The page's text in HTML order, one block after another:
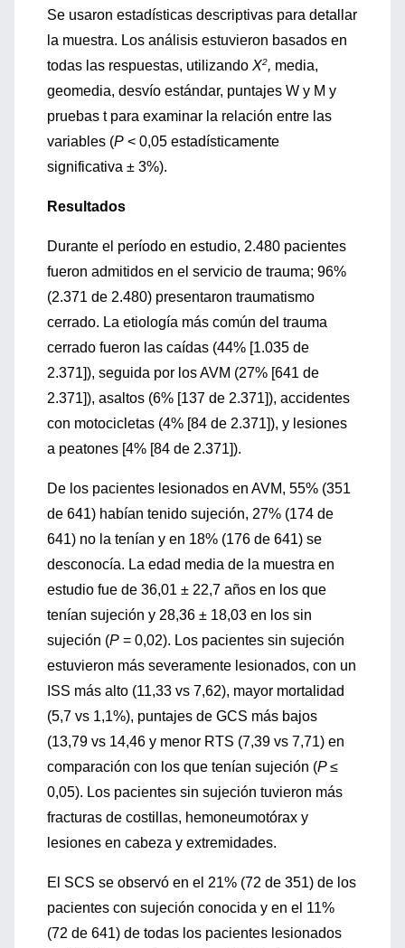
Se usaron estadísticas descriptivas para detallar
la muestra. Los análisis estuvieron basados en
todas las respuestas, utilizando X2, media,
geomedia, desvío estándar, puntajes W y M y
pruebas t para examinar la relación entre las
variables (P < 0,05 estadísticamente
significativa ± 3%).
Resultados
Durante el período en estudio, 2.480 pacientes
fueron admitidos en el servicio de trauma; 96%
(2.371 de 2.480) presentaron traumatismo
cerrado. La etiología más común del trauma
cerrado fueron las caídas (44% [1.035 de
2.371]), seguida por los AVM (27% [641 de
2.371]), asaltos (6% [137 de 2.371]), accidentes
con motocicletas (4% [84 de 2.371]), y lesiones
a peatones [4% [84 de 2.371]).
De los pacientes lesionados en AVM, 55% (351
de 641) habían tenido sujeción, 27% (174 de
641) no la tenían y en 18% (176 de 641) se
desconocía. La edad media de la muestra en
estudio fue de 36,01 ± 22,7 años en los que
tenían sujeción y 28,36 ± 18,03 en los sin
sujeción (P = 0,02). Los pacientes sin sujeción
estuvieron más severamente lesionados, con un
ISS más alto (11,33 vs 7,62), mayor mortalidad
(5,7 vs 1,1%), puntajes de GCS más bajos
(13,79 vs 14,46 y menor RTS (7,39 vs 7,71) en
comparación con los que tenían sujeción (P≤
0,05). Los pacientes sin sujeción tuvieron más
fracturas de costillas, hemoneumotórax y
lesiones en cabeza y extremidades.
El SCS se observó en el 21% (72 de 351) de los
pacientes con sujeción conocida y en el 11%
(72 de 641) de todas los pacientes lesionados